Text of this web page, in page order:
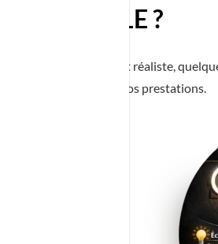
?
rendu spectaculaire et réaliste,
utilisées lors de nos prestations.